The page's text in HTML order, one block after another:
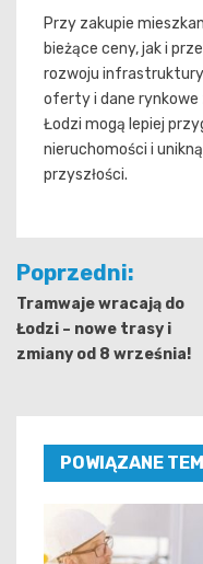
Przy zakupie
bieżące ceny, jak i
rozwoju
oferty i dane rynkowe
Łodzi mogą lepiej
nieruchomości i
przyszłości.
Nawigacja
wpisu
Poprzedni:
Tramwaje wracają do
Łodzi – nowe trasy i
zmiany od 8 września!
POWIĄZANE